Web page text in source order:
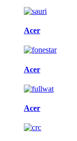
Acer
Acer
Acer